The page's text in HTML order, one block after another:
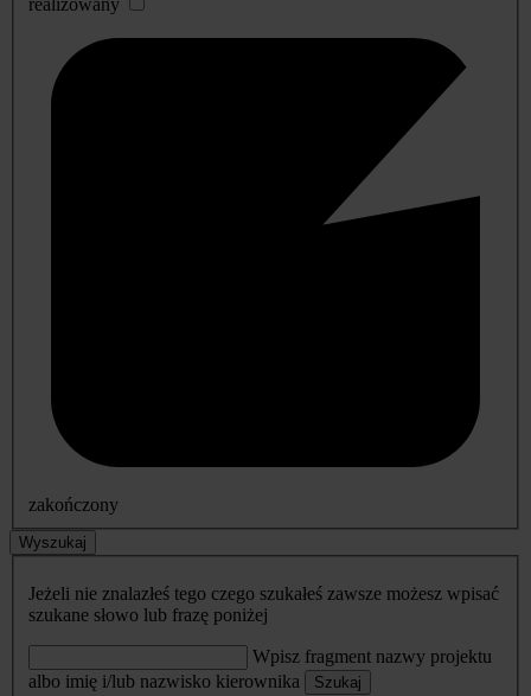
realizowany
zakończony
Wyszukaj
Jeżeli nie znalazłeś tego czego szukałeś zawsze możesz wpisać
szukane słowo lub frazę poniżej
Wpisz fragment nazwy projektu
albo imię i/lub nazwisko kierownika
Szukaj